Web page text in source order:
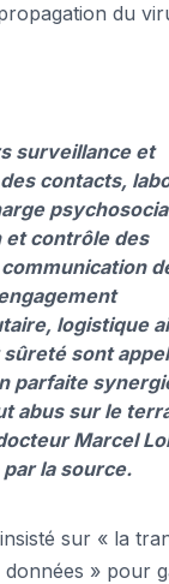
du
surveillance et
contacts,
contrôle des
logistique
sont
parfaite
abus sur le
Marcel
la source.
sur « la
données » pour